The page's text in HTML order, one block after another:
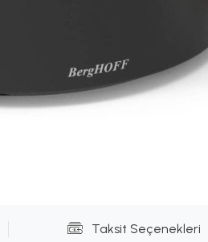
Taksit Seçenekleri